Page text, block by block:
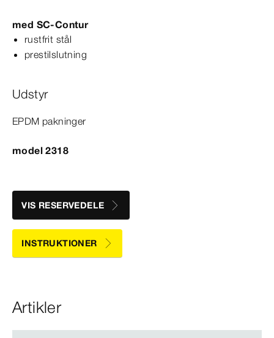
med SC‑Contur
rustfrit stål
prestilslutning
Udstyr
EPDM pakninger
model 2318
VIS RESERVEDELE
INSTRUKTIONER
Artikler